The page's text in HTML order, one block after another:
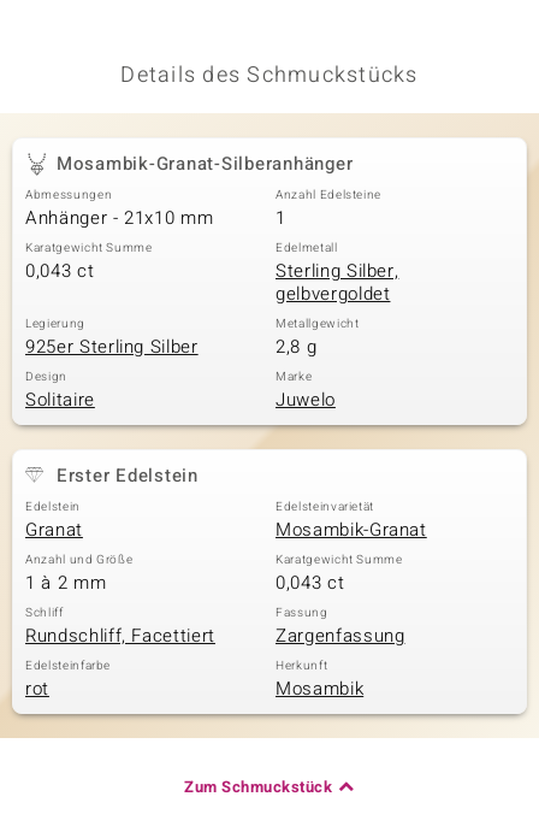
Details des Schmuckstücks
Mosambik-Granat-Silberanhänger
Abmessungen
Anhänger - 21x10 mm
Anzahl Edelsteine
1
Karatgewicht Summe
0,043 ct
Edelmetall
Sterling Silber,
gelbvergoldet
Legierung
925er Sterling Silber
Metallgewicht
2,8 g
Design
Solitaire
Marke
Juwelo
Erster Edelstein
Edelstein
Granat
Edelsteinvarietät
Mosambik-Granat
Anzahl und Größe
1 à 2 mm
Karatgewicht Summe
0,043 ct
Schliff
Rundschliff, Facettiert
Fassung
Zargenfassung
Edelsteinfarbe
rot
Herkunft
Mosambik
Zum Schmuckstück